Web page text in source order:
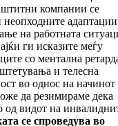
компании се
адаптации
на работната
ги исказите меѓу
со ментална
и телесна
во однос на начинот
да резимираме дека
од видот на
се спроведува во